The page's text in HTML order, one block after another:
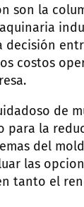
son la
decisión
costos
de
para la
del
las
tanto el